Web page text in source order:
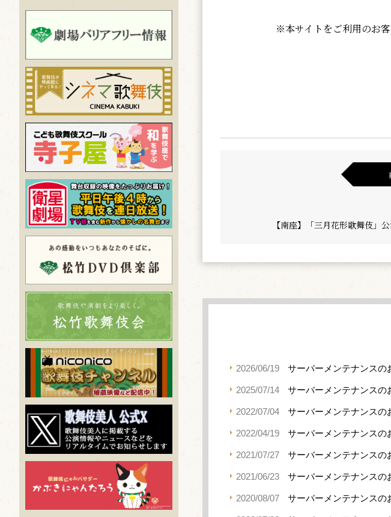
※本サイトをご利用のお
【南座】「三月花形歌舞伎」
2026/06/19 サーバーメンテナンスの
2025/07/14 サーバーメンテナンスの
2022/07/04 サーバーメンテナンスの
2022/04/19 サーバーメンテナンスの
2021/07/27 サーバーメンテナンスの
2021/06/23 サーバーメンテナンスの
2020/08/07 サーバーメンテナンスの